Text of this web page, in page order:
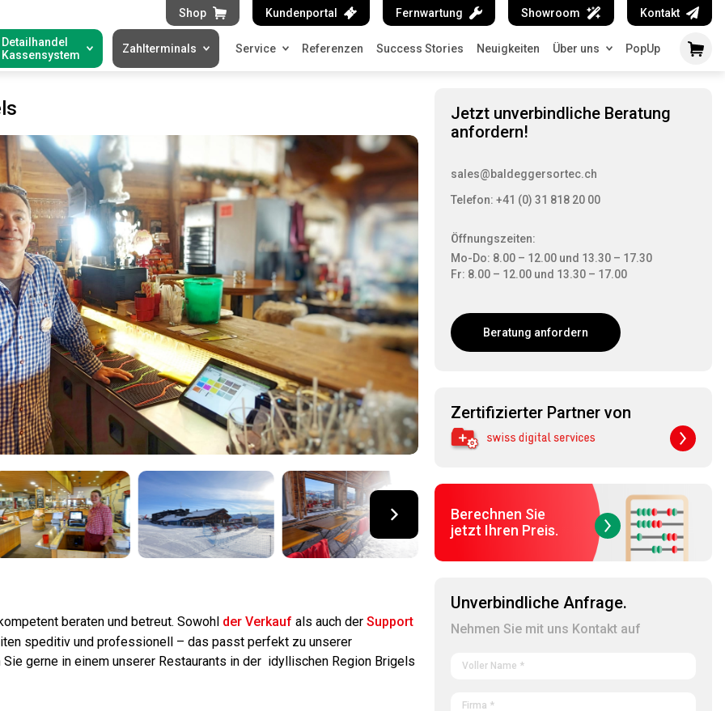
Shop Kundenportal Fernwartung Showroom Kontakt
Detailhandel
Kassensystem
Zahlterminals Service Referenzen Success Stories Neuigkeiten Über uns PopUp
beraten und betreut. Sowohl der Verkauf als auch der Support
speditiv und professionell – das passt perfekt zu unserer
gerne in einem unserer Restaurants in der idyllischen Region Brigels
Jetzt unverbindliche Beratung
anfordern!
sales@baldeggersortec.ch
Telefon: +41 (0) 31 818 20 00
Öffnungszeiten:
Mo-Do: 8.00 – 12.00 und 13.30 – 17.30
Fr: 8.00 – 12.00 und 13.30 – 17.00
Beratung anfordern
Zertifizierter Partner von
Berechnen Sie
jetzt Ihren Preis.
Unverbindliche Anfrage.
Nehmen Sie mit uns Kontakt auf